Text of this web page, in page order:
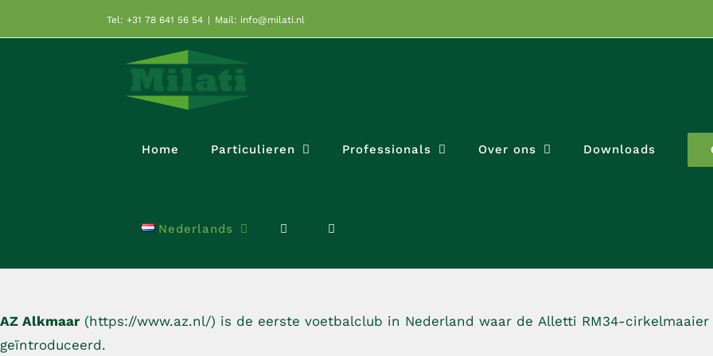
naar
Tel: +31 78 641 56 54 | Mail: info@milati.nl
Home Particulieren Professionals Over ons Downloads
Nederlands
AZ Alkmaar
(https://www.az.nl/) is de eerste voetbalclub in Nederland waar de Alletti RM34-cirkelmaaier
geïntroduceerd.